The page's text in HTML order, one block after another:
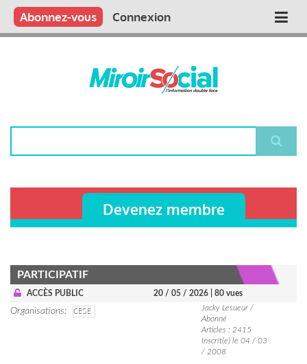
Aller
contenu
Main
Qui sommes nous ?
Vous publiez
Nous publions
Contactez-nous
Abonnez-vous Connexion
Devenez membre
PARTICIPATIF
ACCÈS PUBLIC 20 / 05 / 2026 | 80 vues
Organisations CESE
Jacky Lesueur /
Abonné
Articles : 2415
Inscrit(e) le 04 / 03
/ 2008